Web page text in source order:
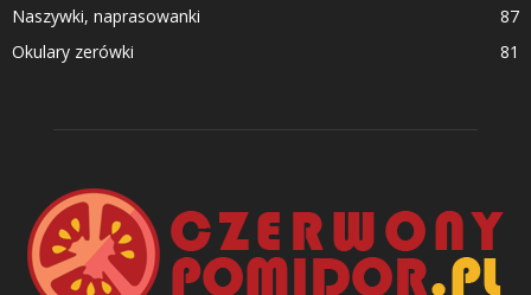
Naszywki, naprasowanki
87
Okulary zerówki
81